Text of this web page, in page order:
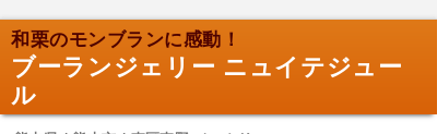
和栗のモンブランに感動！
ブーランジェリー ニュイテジュー
ル